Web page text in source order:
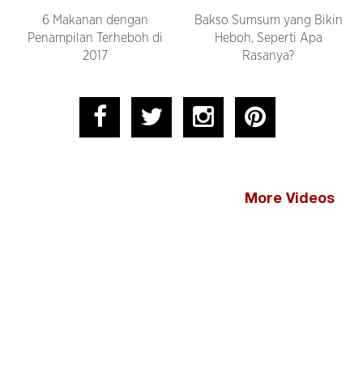
6 Makanan dengan
Penampilan Terheboh di
2017
Bakso Sumsum yang Bikin
Heboh, Seperti Apa
Rasanya?
More Videos